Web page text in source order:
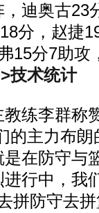
迪奥古23
分，赵捷
15分7助攻
技术统计
练李群称
的主力布
在防守与
行中，我
拼防守去拼